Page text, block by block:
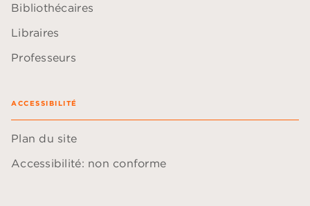
Bibliothécaires
Libraires
Professeurs
ACCESSIBILITÉ
Plan du site
Accessibilité: non conforme